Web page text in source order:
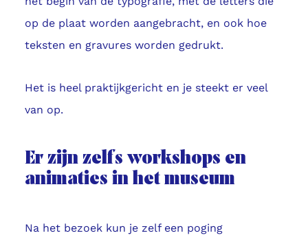
op de plaat worden aangebracht, en ook hoe
teksten en gravures worden gedrukt.
Het is heel praktijkgericht en je steekt er veel
van op.
Er zijn zelfs workshops en
animaties in het museum
Na het bezoek kun je zelf een poging